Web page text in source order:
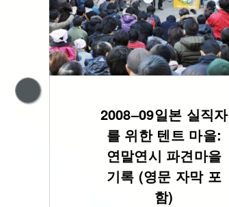
2008–09일본 실직자
를 위한 텐트 마을:
연말연시 파견마을
기록 (영문 자막 포
함)